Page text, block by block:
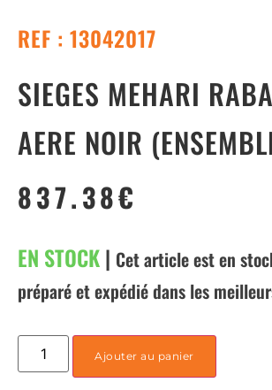
REF : 13042017
SIEGES MEHARI
AERE NOIR
837.38€
EN STOCK| Cet article est en
préparé et expédié dans les
Ajouter au panier